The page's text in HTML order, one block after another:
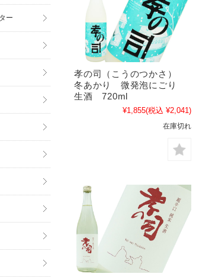
孝の司（こうのつかさ）
冬あかり 微発泡にごり
生酒 720ml
¥1,855(税込 ¥2,041)
在庫切れ
ー